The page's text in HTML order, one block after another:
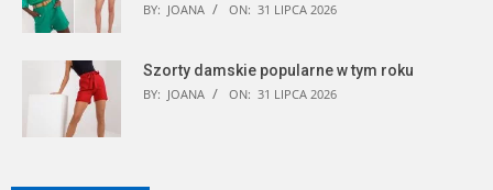
BY: JOANA ON: 31 LIPCA 2026
Szorty damskie popularne w tym roku
BY: JOANA ON: 31 LIPCA 2026